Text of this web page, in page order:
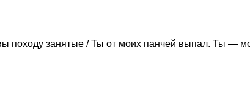
походу занятые / Ты от моих панчей выпал. Ты —